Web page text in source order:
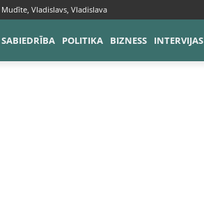
Mudīte, Vladislavs, Vladislava
SABIEDRĪBA POLITIKA BIZNESS INTERVIJAS